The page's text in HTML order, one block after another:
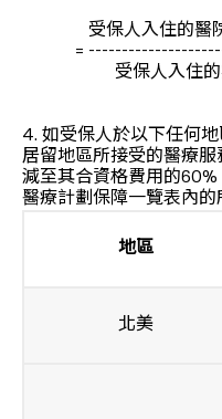
受保人入住的醫
=
受保人入住
4. 如受保人於以下任何
居留地區所接受的醫療
減至其合資格費用的
醫療計劃保障一覽表內的
地區
北美